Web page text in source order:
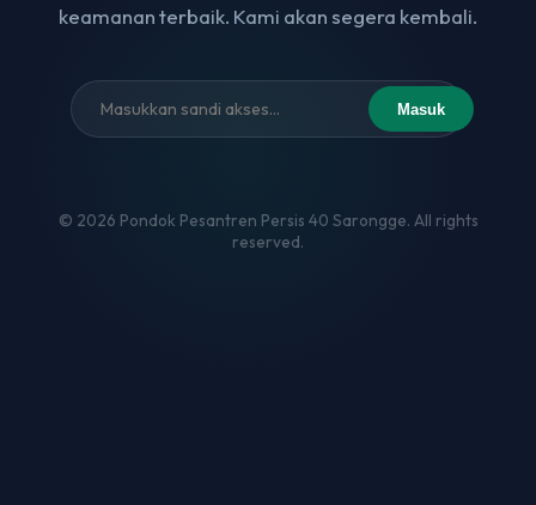
keamanan terbaik. Kami akan segera kembali.
Masuk
© 2026 Pondok Pesantren Persis 40 Sarongge. All rights
reserved.